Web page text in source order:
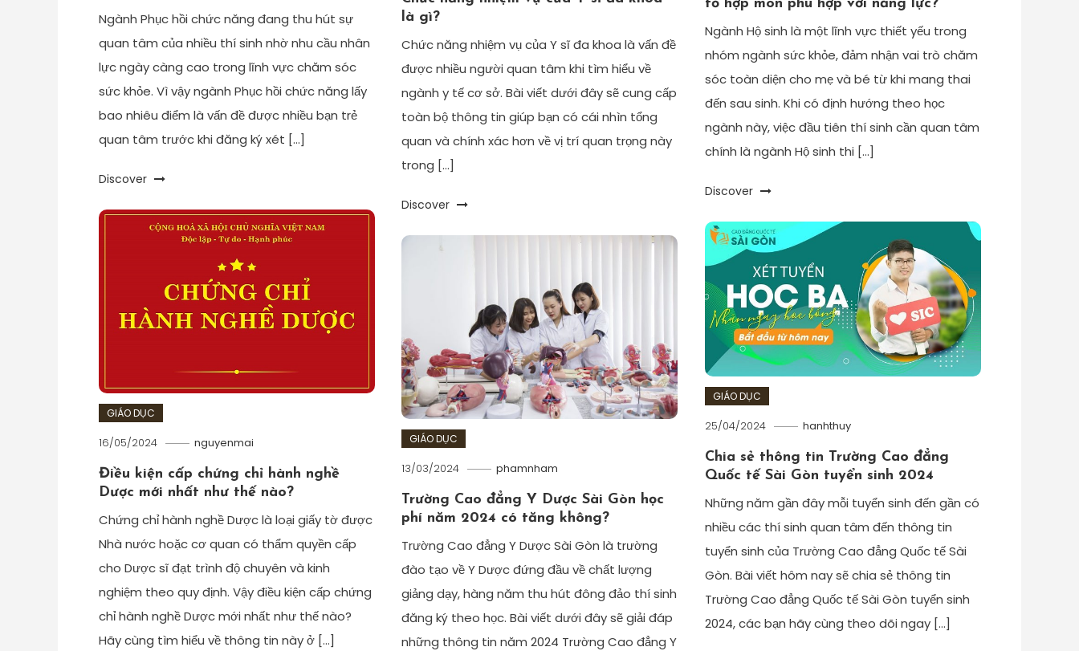
Ngành Phục hồi chức năng đang thu hút sự
quan tâm của nhiều thí sinh nhờ nhu cầu nhân
lực ngày càng cao trong lĩnh vực chăm sóc
sức khỏe. Vì vậy ngành Phục hồi chức năng lấy
bao nhiêu điểm là vấn đề được nhiều bạn trẻ
quan tâm trước khi đăng ký xét […]
Discover
là gì?
Chức năng nhiệm vụ của Y sĩ đa khoa là vấn đề
được nhiều người quan tâm khi tìm hiểu về
ngành y tế cơ sở. Bài viết dưới đây sẽ cung cấp
toàn bộ thông tin giúp bạn có cái nhìn tổng
quan và chính xác hơn về vị trí quan trọng này
trong […]
Discover
tổ hợp môn phù hợp với năng lực?
Ngành Hộ sinh là một lĩnh vực thiết yếu trong
nhóm ngành sức khỏe, đảm nhận vai trò chăm
sóc toàn diện cho mẹ và bé từ khi mang thai
đến sau sinh. Khi có định hướng theo học
ngành này, việc đầu tiên thí sinh cần quan tâm
chính là ngành Hộ sinh thi […]
Discover
GIÁO DỤC
16/05/2024 nguyenmai
Điều kiện cấp chứng chỉ hành nghề
Dược mới nhất như thế nào?
Chứng chỉ hành nghề Dược là loại giấy tờ được
Nhà nước hoặc cơ quan có thẩm quyền cấp
cho Dược sĩ đạt trình độ chuyên và kinh
nghiệm theo quy định. Vậy điều kiện cấp chứng
chỉ hành nghề Dược mới nhất như thế nào?
Hãy cùng tìm hiểu về thông tin này ở […]
GIÁO DỤC
25/04/2024 hanhthuy
Chia sẻ thông tin Trường Cao đẳng
Quốc tế Sài Gòn tuyển sinh 2024
Những năm gần đây mỗi tuyển sinh đến gần có
nhiều các thí sinh quan tâm đến thông tin
tuyển sinh của Trường Cao đẳng Quốc tế Sài
Gòn. Bài viết hôm nay sẽ chia sẻ thông tin
Trường Cao đẳng Quốc tế Sài Gòn tuyển sinh
2024, các bạn hãy cùng theo dõi ngay […]
GIÁO DỤC
13/03/2024 phamnham
Trường Cao đẳng Y Dược Sài Gòn học
phí năm 2024 có tăng không?
Trường Cao đẳng Y Dược Sài Gòn là trường
đào tạo về Y Dược đứng đầu về chất lượng
giảng dạy, hàng năm thu hút đông đảo thí sinh
đăng ký theo học. Bài viết dưới đây sẽ giải đáp
những thông tin năm 2024 Trường Cao đẳng Y